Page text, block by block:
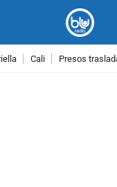
Cali Presos